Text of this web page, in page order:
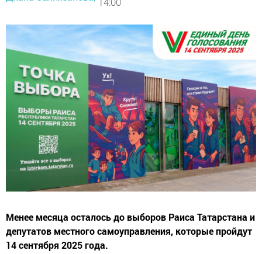
Менее месяца осталось до выборов Раиса Татарстана и
депутатов местного самоуправления, которые пройдут
14 сентября 2025 года.